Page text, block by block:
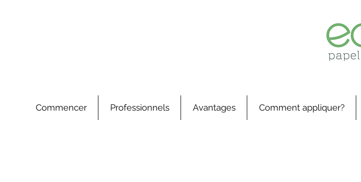
Commencer Professionnels Avantages Comment appliquer?